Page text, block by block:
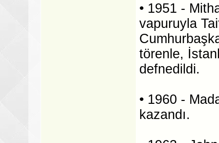
• 1951 -
vapuruyla
törenle,
defnedildi.
• 1960 -
kazandı.